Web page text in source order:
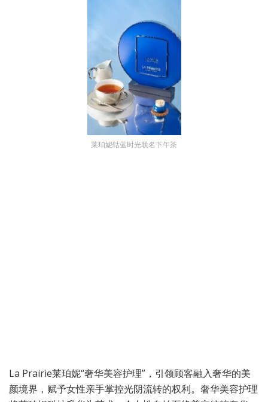
莱珀妮钴蓝时光联名下午茶
La Prairie莱珀妮“奢华美容护理”，引领顾客融入奢华的美
颜境界，赋予女性亲手掌控光阴流转的权利。奢华美容护理